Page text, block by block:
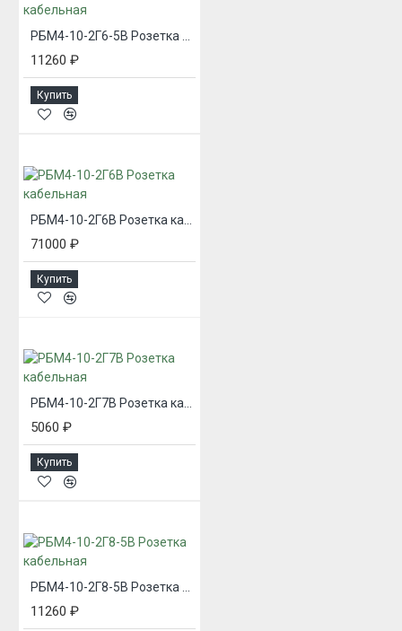
11260 ₽
Купить
71000 ₽
Купить
РБМ4-10-2Г7В Розетка кабельная
5060 ₽
Купить
РБМ4-10-2Г8-5В Розетка кабельная
11260 ₽